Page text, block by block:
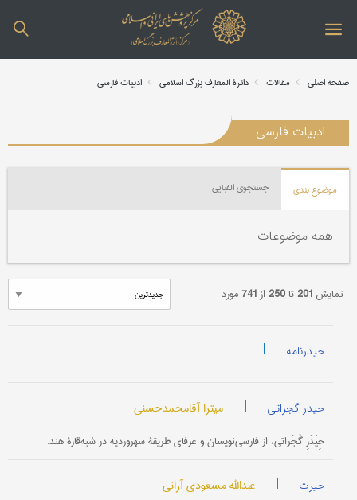
صفحه اصلی مقالات دائرة المعارف بزرگ اسلامی ادبیات فارسی
ادبیات فارسی
موضوع بندی جستجوی الفبایی
همه موضوعات
نمایش 201تا250 از741مورد
حیدرنامه |
حیدر گجراتی | میترا آقامحمدحسنی
حِیْدَرِ گُجَراتی، از فارسی‌نویسان و عرفای طریقۀ سهروردیه در شبه‌قارۀ هند.
حیرت | عبدالله مسعودی آرانی